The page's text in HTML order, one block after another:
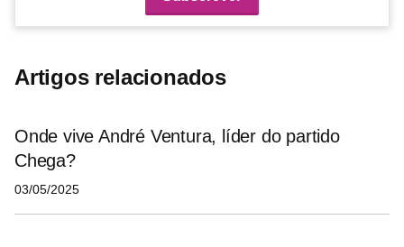
Artigos relacionados
Onde vive André Ventura, líder do partido
Chega?
03/05/2025